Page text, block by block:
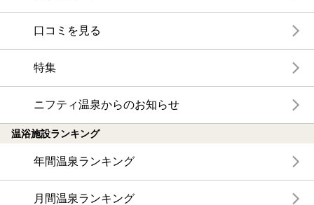
口コミを見る
特集
ニフティ温泉からのお知らせ
温浴施設ランキング
年間温泉ランキング
月間温泉ランキング